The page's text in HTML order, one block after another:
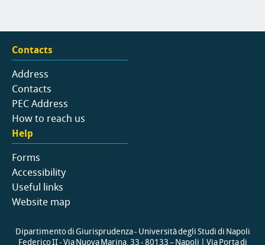
Contacts
Address
Contacts
PEC Address
How to reach us
Help
Forms
Accessibility
Useful links
Website map
Dipartimento di Giurisprudenza - Università degli Studi di Napoli
Federico II - Via Nuova Marina, 33 - 80133 – Napoli | Via Porta di